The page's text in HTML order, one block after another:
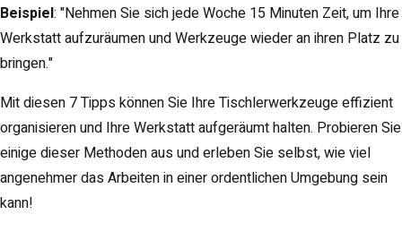
Beispiel: "Nehmen Sie sich jede Woche 15 Minuten Zeit, um Ihre
Werkstatt aufzuräumen und Werkzeuge wieder an ihren Platz zu
bringen."
Mit diesen 7 Tipps können Sie Ihre Tischlerwerkzeuge effizient
organisieren und Ihre Werkstatt aufgeräumt halten. Probieren Sie
einige dieser Methoden aus und erleben Sie selbst, wie viel
angenehmer das Arbeiten in einer ordentlichen Umgebung sein
kann!